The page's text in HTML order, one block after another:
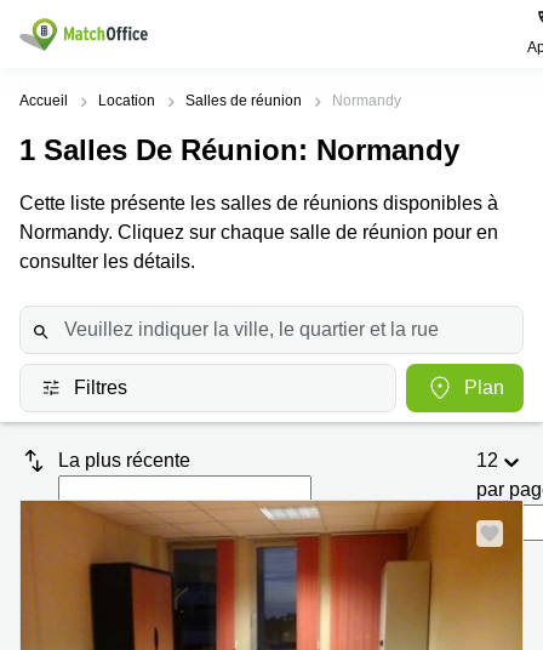
Rechercher / publier
Pages
produits
Bureau
d’affaires
Coworking
Salles
de
virtuel
Villes
Paris
Lille
Bordeaux
Marseille
Toulouse
Strasbourg
Recherches
Centres
d'affaires
Location
bureau
Lille
Coworking
Paris
Coworking
Aide
Qui sommes-nous?
Prix
Connexion
Accueil Location Salles de réunion Normandy
1 Salles De Réunion: Normandy
Cette liste présente les salles de réunions disponibles à
Normandy. Cliquez sur chaque salle de réunion pour en
consulter les détails.
Filtres Plan
La plus récente
12
par